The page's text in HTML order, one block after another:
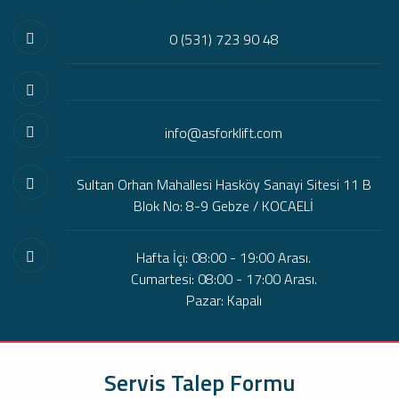
Servis Talep Formu
0 (531) 723 90 48
info@asforklift.com
Sultan Orhan Mahallesi Hasköy Sanayi Sitesi 11 B
Blok No: 8-9 Gebze / KOCAELİ
Hafta İçi: 08:00 - 19:00 Arası.
Cumartesi: 08:00 - 17:00 Arası.
Pazar: Kapalı